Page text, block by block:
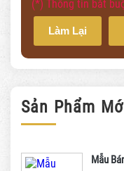
(*) Thông tin bắt
Làm Lại
Sản Phẩm
Mẫu